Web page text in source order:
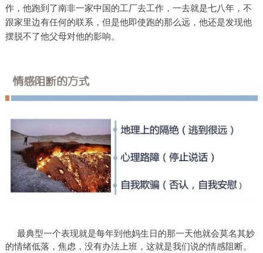
作，他跑到了南非一家中国的工厂去工作，一去就是七八年，不
跟家里边有任何的联系，但是他即使跑的那么远，他还是发现他
摆脱不了他父母对他的影响。
最典型一个表现就是每年到他妈生日的那一天他就会莫名其妙
的情绪低落，焦虑，没有办法上班，这就是我们说的情感阻断。